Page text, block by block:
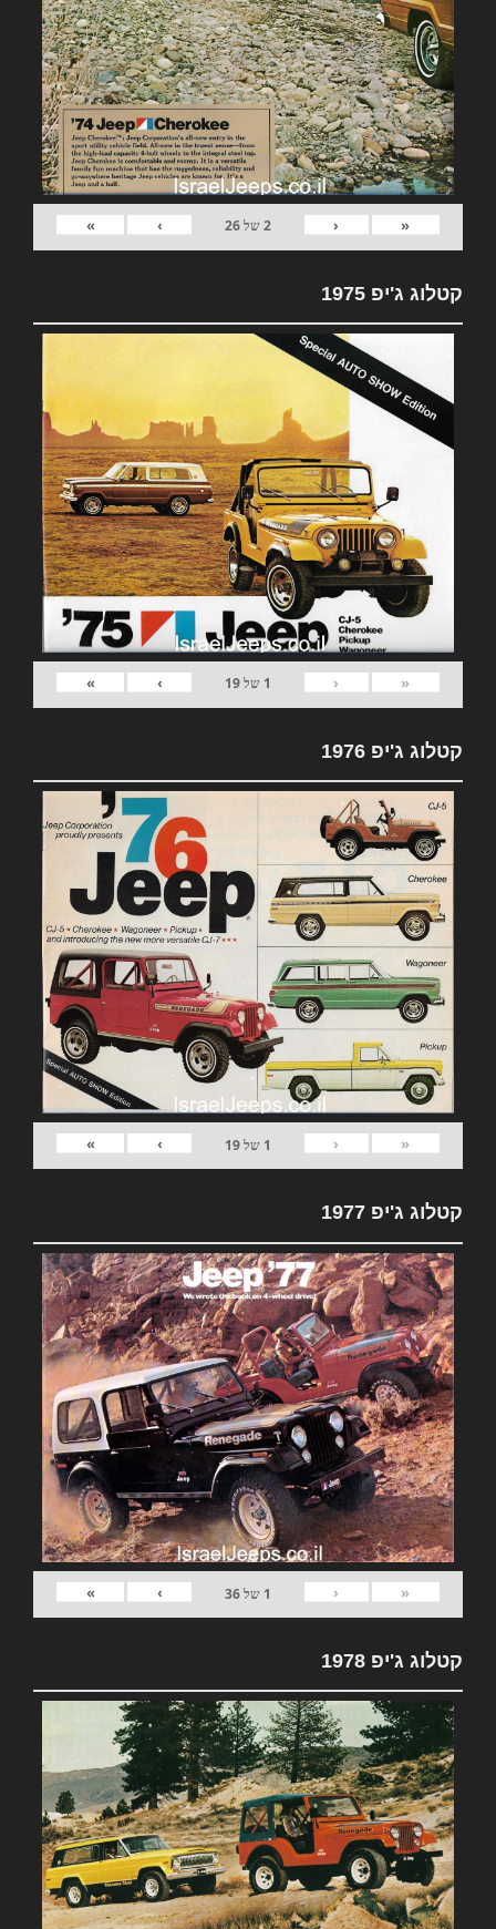
«
‹
2של26
›
»
קטלוג ג'יפ 1975
«
‹
1 של19
›
»
קטלוג ג'יפ 1976
«
‹
1 של19
›
»
קטלוג ג'יפ 1977
«
‹
1 של36
›
»
קטלוג ג'יפ 1978